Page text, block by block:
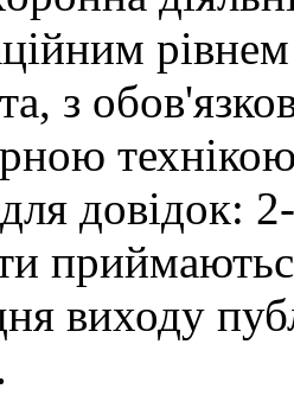
з
довідок:
виходу